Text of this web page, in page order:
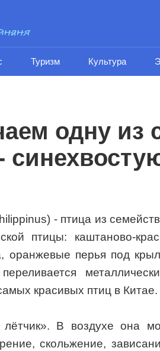
Туризм Культура
одну из
- птица из
птицы: каштаново-
оранжевые перья под
красивых птиц в Китае.
В воздухе она
скольжение,